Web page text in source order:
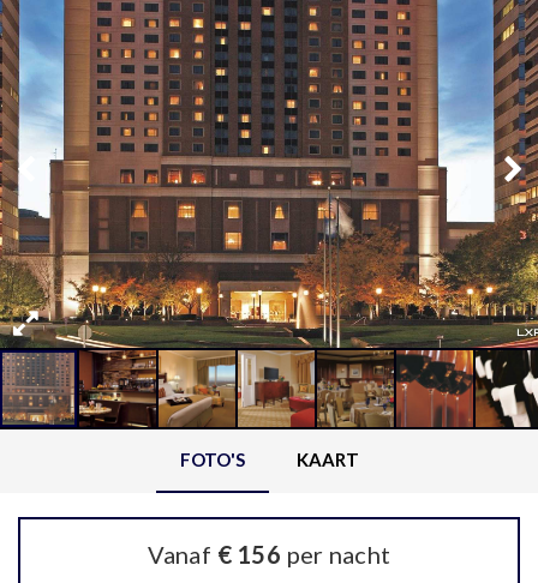
FOTO'S KAART
Vanaf € 156 per nacht